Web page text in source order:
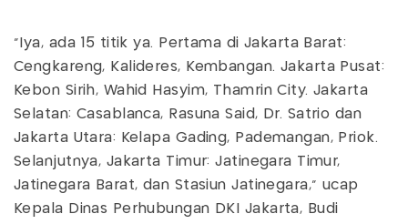
"Iya, ada 15 titik ya. Pertama di Jakarta Barat:
Cengkareng, Kalideres, Kembangan. Jakarta Pusat:
Kebon Sirih, Wahid Hasyim, Thamrin City. Jakarta
Selatan: Casablanca, Rasuna Said, Dr. Satrio dan
Jakarta Utara: Kelapa Gading, Pademangan, Priok.
Selanjutnya, Jakarta Timur: Jatinegara Timur,
Jatinegara Barat, dan Stasiun Jatinegara," ucap
Kepala Dinas Perhubungan DKI Jakarta, Budi